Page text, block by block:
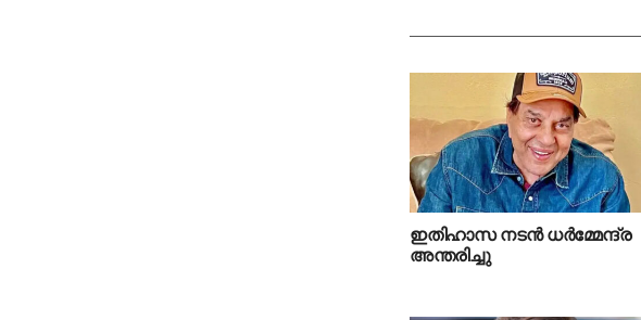
ഇതിഹാസ നടന്‍ ധര്‍മ്മേന്ദ്ര
അന്തരിച്ചു